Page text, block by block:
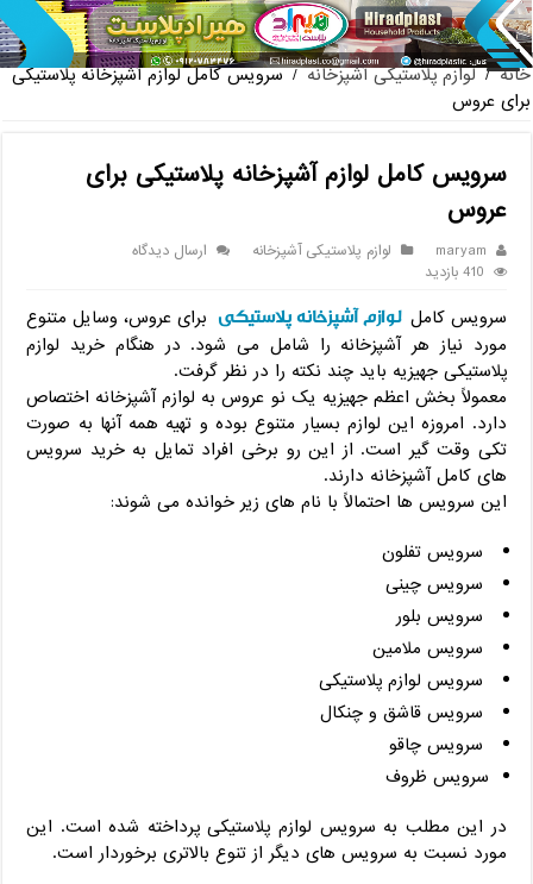
پخش عمده صندلی پ
خانه / لوازم پلاستیکی آشپزخانه / سرویس کامل لوازم آشپزخانه پلاستیکی
برای عروس
سرویس کامل لوازم آشپزخانه پلاستیکی برای
عروس
maryam لوازم پلاستیکی آشپزخانه
ارسال دیدگاه
410 بازدید
سرویس کامل لوازم آشپزخانه پلاستیکی برای عروس، وسایل متنوع
مورد نیاز هر آشپزخانه را شامل می شود. در هنگام خرید لوازم
پلاستیکی جهیزیه باید چند نکته را در نظر گرفت.
معمولاً بخش اعظم جهیزیه یک نو عروس به لوازم آشپزخانه اختصاص
دارد. امروزه این لوازم بسیار متنوع بوده و تهیه همه آنها به صورت
تکی وقت گیر است. از این رو برخی افراد تمایل به خرید سرویس
های کامل آشپزخانه دارند.
این سرویس ها احتمالاً با نام های زیر خوانده می شوند:
سرویس تفلون
سرویس چینی
سرویس بلور
سرویس ملامین
سرویس لوازم پلاستیکی
سرویس قاشق و چنکال
سرویس چاقو
سرویس ظروف
در این مطلب به سرویس لوازم پلاستیکی پرداخته شده است. این
مورد نسبت به سرویس های دیگر از تنوع بالاتری برخوردار است.